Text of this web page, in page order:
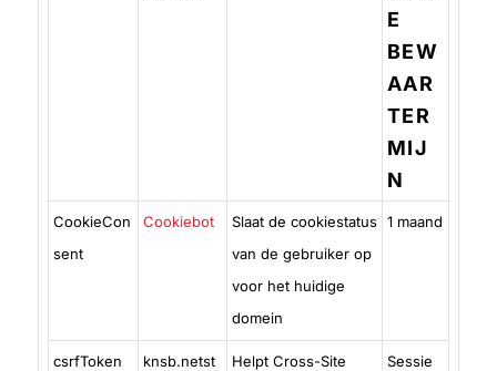
E
BEW
AAR
TER
MIJ
N
CookieCon
sent
Cookiebot
Slaat de cookiestatus
van de gebruiker op
voor het huidige
domein
1 maand
csrfToken
knsb.netst
Helpt Cross-Site
Sessie